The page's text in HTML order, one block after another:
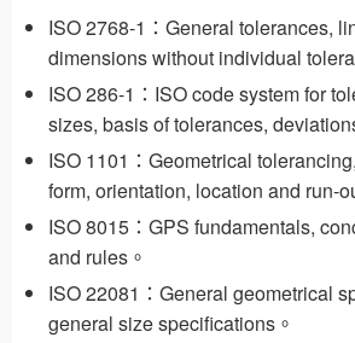
ISO 2768-1：General tolerances,
dimensions without individual
ISO 286-1：ISO code system for
sizes, basis of tolerances,
ISO 1101：Geometrical
form, orientation, location and run-
ISO 8015：GPS fundamentals,
and rules。
ISO 22081：General geometrical
general size specifications。